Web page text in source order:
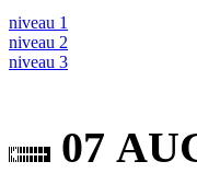
niveau 1
niveau 2
niveau 3
07